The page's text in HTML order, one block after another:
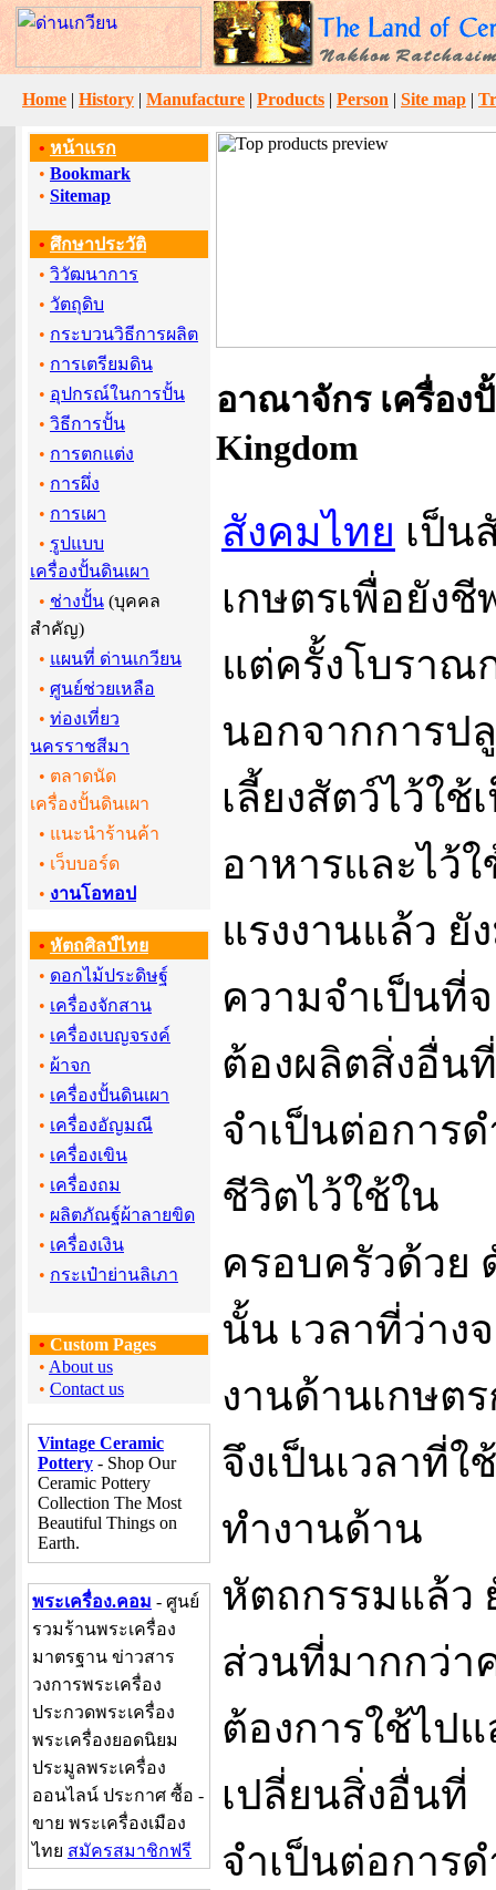
Home | History | Manufacture | Products | Person | Site map |
• หน้าแรก
• Bookmark
• Sitemap
• ศึกษาประวัติ
• วิวัฒนาการ
• วัตถุดิบ
• กระบวนวิธีการผลิต
• การเตรียมดิน
• อุปกรณ์ในการปั้น
• วิธีการปั้น
• การตกแต่ง
• การผึ่ง
• การเผา
• รูปแบบ
เครื่องปั้นดินเผา
• ช่างปั้น (บุคคล
สำคัญ)
• แผนที่ ด่านเกวียน
• ศูนย์ช่วยเหลือ
• ท่องเที่ยว
นครราชสีมา
• ตลาดนัด
เครื่องปั้นดินเผา
• แนะนำร้านค้า
• เว็บบอร์ด
• งานโอทอป
• หัตถศิลป์ไทย
• ดอกไม้ประดิษฐ์
• เครื่องจักสาน
• เครื่องเบญจรงค์
• ผ้าจก
• เครื่องปั้นดินเผา
• เครื่องอัญมณี
• เครื่องเขิน
• เครื่องถม
• ผลิตภัณฐ์ผ้าลายขิด
• เครื่องเงิน
• กระเป๋าย่านลิเภา
• Custom Pages
• About us
• Contact us
Vintage Ceramic
Pottery - Shop Our
Ceramic Pottery
Collection The Most
Beautiful Things on
Earth.
พระเครื่อง.คอม - ศูนย์
รวมร้านพระเครื่อง
มาตรฐาน ข่าวสาร
วงการพระเครื่อง
ประกวดพระเครื่อง
พระเครื่องยอดนิยม
ประมูลพระเครื่อง
ออนไลน์ ประกาศ ซื้อ -
ขาย พระเครื่องเมือง
ไทย สมัครสมาชิกฟรี
อาณาจักร เครื่อง
Kingdom
สังคมไทย เป็น
เกษตรเพื่อยังชี
แต่ครั้งโบราณ
นอกจากการป
เลี้ยงสัตว์ไว้ใช้
อาหารและไว้ใ
แรงงานแล้ว ยั
ความจำเป็นที่
ต้องผลิตสิ่งอื่นที่
จำเป็นต่อการด
ชีวิตไว้ใช้ใน
ครอบครัวด้วย
นั้น เวลาที่ว่าง
งานด้านเกษต
จึงเป็นเวลาที่ใช้
ทำงานด้าน
หัตถกรรมแล้ว
ส่วนที่มากกว่า
ต้องการใช้ไป
เปลี่ยนสิ่งอื่นที่
จำเป็นต่อการด